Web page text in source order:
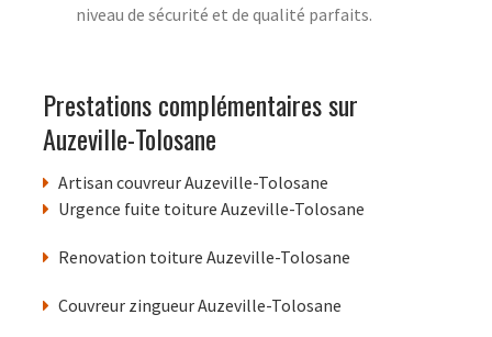
niveau de sécurité et de qualité parfaits.
Prestations complémentaires sur
Auzeville-Tolosane
Artisan couvreur Auzeville-Tolosane
Urgence fuite toiture Auzeville-Tolosane
Renovation toiture Auzeville-Tolosane
Couvreur zingueur Auzeville-Tolosane